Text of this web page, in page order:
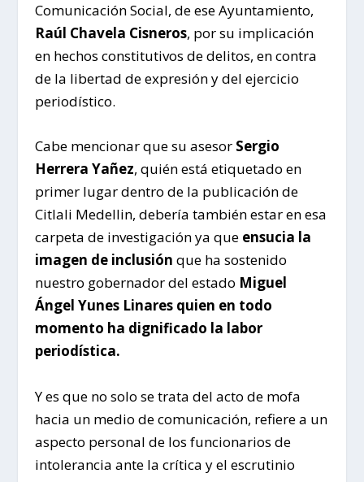
Comunicación Social, de ese Ayuntamiento,
Raúl Chavela Cisneros, por su implicación
en hechos constitutivos de delitos, en contra
de la libertad de expresión y del ejercicio
periodístico.
Cabe mencionar que su asesor Sergio
Herrera Yañez, quién está etiquetado en
primer lugar dentro de la publicación de
Citlali Medellin, debería también estar en esa
carpeta de investigación ya que ensucia la
imagen de inclusión que ha sostenido
nuestro gobernador del estado Miguel
Ángel Yunes Linares quien en todo
momento ha dignificado la labor
periodística.
Y es que no solo se trata del acto de mofa
hacia un medio de comunicación, refiere a un
aspecto personal de los funcionarios de
intolerancia ante la crítica y el escrutinio